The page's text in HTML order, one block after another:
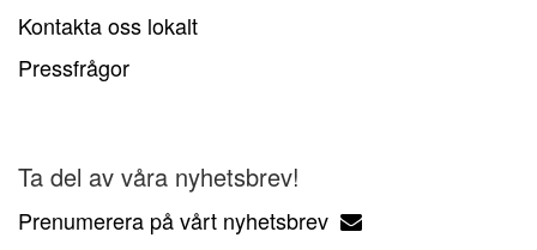
Kontakta oss lokalt
Pressfrågor
Ta del av våra nyhetsbrev!
Prenumerera på vårt nyhetsbrev